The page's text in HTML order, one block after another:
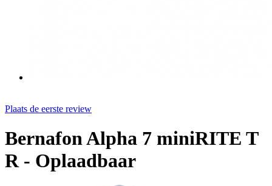
Plaats de eerste review
Bernafon Alpha 7 miniRITE T
R - Oplaadbaar